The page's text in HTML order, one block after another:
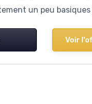
un peu
Voir